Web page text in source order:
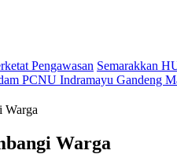
Pengawasan Semarakkan
PCNU Indramayu Gandeng
Warga
Warga